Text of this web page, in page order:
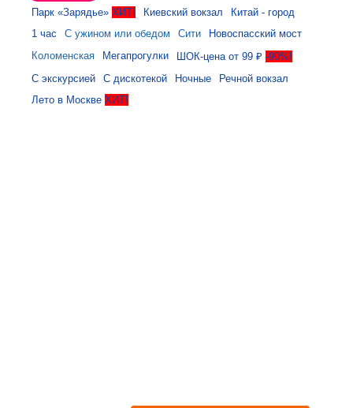
Парк «Зарядье» ХИТ! Киевский вокзал
Китай - город
1 час
С ужином или обедом Сити
Новоспасский мост
Коломенская
Мегапрогулки ШОК-цена от 99 ₽ -90%!
С экскурсией
С дискотекой Ночные
Речной вокзал
Лето в Москве ХИТ!